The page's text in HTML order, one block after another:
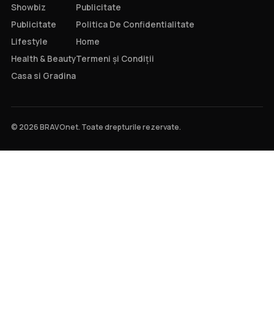
Showbiz
Publicitate
Lifestyle
Health & Beauty
Casa si Gradina
Publicitate
Politica De Confidentialitate
Home
Termeni și Condiții
© 2026 BRAVOnet. Toate drepturile rezervate.